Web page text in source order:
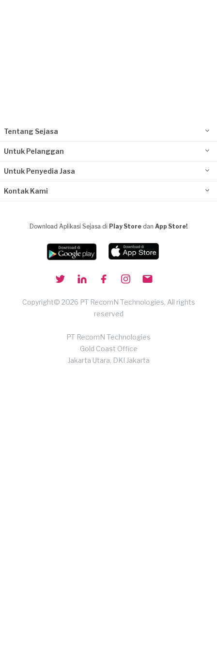
Tentang Sejasa
Untuk Pelanggan
Untuk Penyedia Jasa
Kontak Kami
Download Aplikasi Sejasa di Play Store dan App Store!
Copyright© 2026 PT RecomN Technologies, All rights
reserved
PT RecomN Technologies
Gold Coast Office
Jakarta Utara, DKI Jakarta